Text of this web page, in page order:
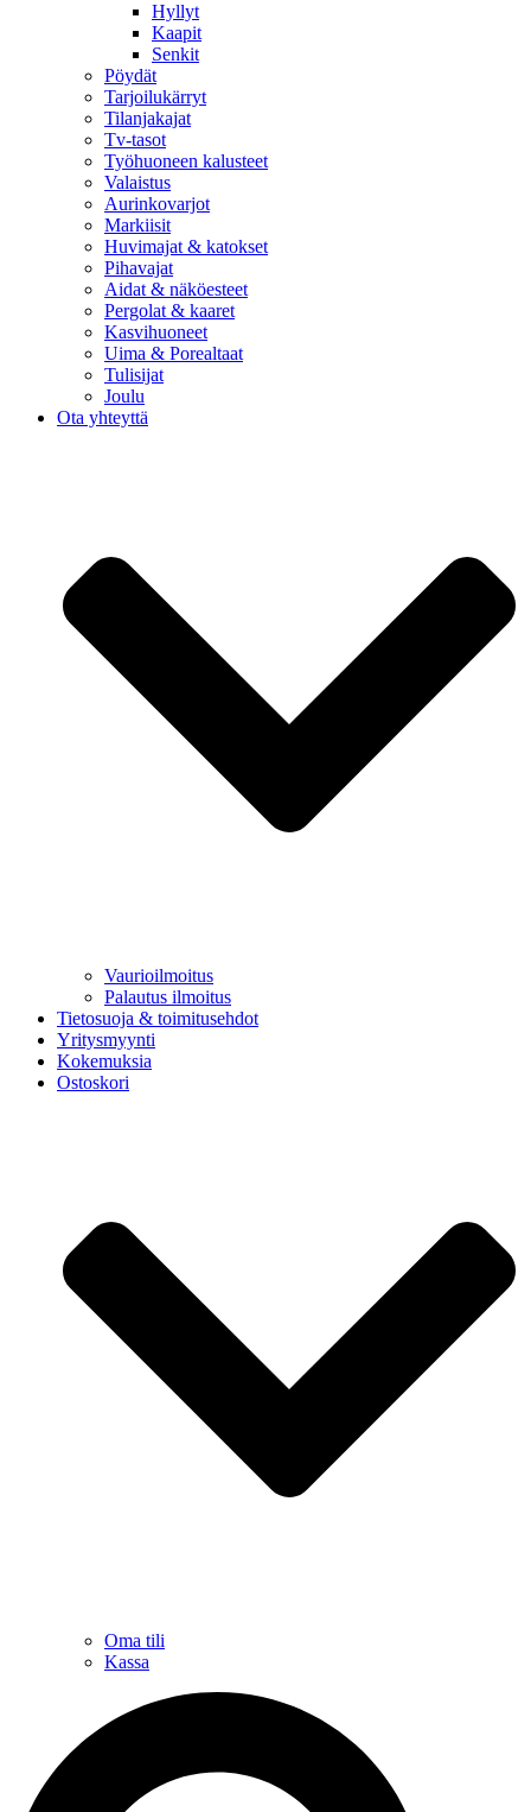
Hyllyt
Kaapit
Senkit
Pöydät
Tarjoilukärryt
Tilanjakajat
Tv-tasot
Työhuoneen kalusteet
Valaistus
Aurinkovarjot
Markiisit
Huvimajat & katokset
Pihavajat
Aidat & näköesteet
Pergolat & kaaret
Kasvihuoneet
Uima & Porealtaat
Tulisijat
Joulu
Ota yhteyttä
Vaurioilmoitus
Palautus ilmoitus
Tietosuoja & toimitusehdot
Yritysmyynti
Kokemuksia
Ostoskori
Oma tili
Kassa